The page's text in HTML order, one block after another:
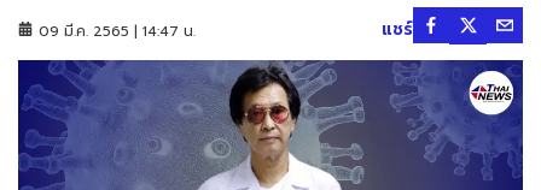
09 มี.ค. 2565 | 14:47 น. แชร์